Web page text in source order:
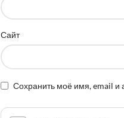
Сайт
Сохранить моё имя, email и